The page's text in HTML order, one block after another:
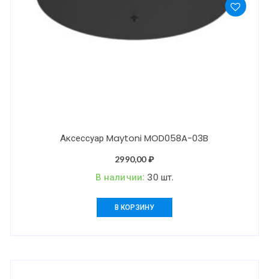
Аксессуар Maytoni MOD058A-03B
2990,00₽
В наличии:30 шт.
В КОРЗИНУ